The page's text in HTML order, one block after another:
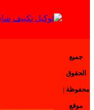
جميع
الحقوق
محفوظة |
موقع